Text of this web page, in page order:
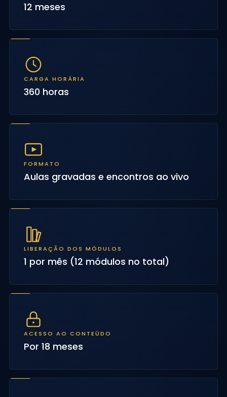
12 meses
CARGA HORÁRIA
360 horas
FORMATO
Aulas gravadas e encontros ao vivo
LIBERAÇÃO DOS MÓDULOS
1 por mês (12 módulos no total)
ACESSO AO CONTEÚDO
Por 18 meses